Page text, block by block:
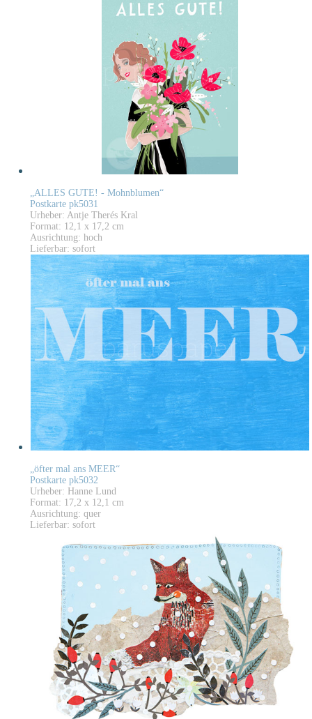
„ALLES GUTE! - Mohnblumen“
Postkarte pk5031
Urheber: Antje Therés Kral
Format: 12,1 x 17,2 cm
Ausrichtung: hoch
Lieferbar: sofort
„öfter mal ans MEER“
Postkarte pk5032
Urheber: Hanne Lund
Format: 17,2 x 12,1 cm
Ausrichtung: quer
Lieferbar: sofort